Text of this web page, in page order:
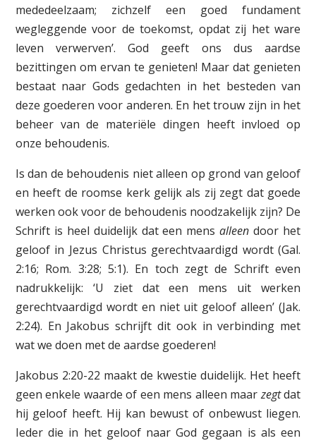
mededeelzaam; zichzelf een goed fundament
wegleggende voor de toekomst, opdat zij het ware
leven verwerven’. God geeft ons dus aardse
bezittingen om ervan te genieten! Maar dat genieten
bestaat naar Gods gedachten in het besteden van
deze goederen voor anderen. En het trouw zijn in het
beheer van de materiële dingen heeft invloed op
onze behoudenis.
Is dan de behoudenis niet alleen op grond van geloof
en heeft de roomse kerk gelijk als zij zegt dat goede
werken ook voor de behoudenis noodzakelijk zijn? De
Schrift is heel duidelijk dat een mensalleen door het
geloof in Jezus Christus gerechtvaardigd wordt (Gal.
2:16; Rom. 3:28; 5:1). En toch zegt de Schrift even
nadrukkelijk: ‘U ziet dat een mens uit werken
gerechtvaardigd wordt en niet uit geloof alleen’ (Jak.
2:24). En Jakobus schrijft dit ook in verbinding met
wat we doen met de aardse goederen!
Jakobus 2:20-22 maakt de kwestie duidelijk. Het heeft
geen enkele waarde of een mens alleen maarzegtdat
hij geloof heeft. Hij kan bewust of onbewust liegen.
Ieder die in het geloof naar God gegaan is als een